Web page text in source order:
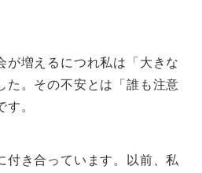
が増えるにつれ私は「大きな
た。その不安とは「誰も注意
。
付き合っています。以前、私